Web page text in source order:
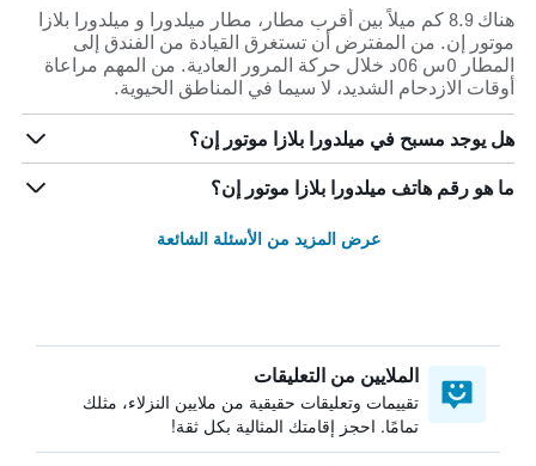
هناك 8.9 كم ميلاً بين أقرب مطار، مطار ميلدورا و ميلدورا بلازا
موتور إن. من المفترض أن تستغرق القيادة من الفندق إلى
المطار 0س 06د خلال حركة المرور العادية. من المهم مراعاة
أوقات الازدحام الشديد، لا سيما في المناطق الحيوية.
هل يوجد مسبح في ميلدورا بلازا موتور إن؟
ما هو رقم هاتف ميلدورا بلازا موتور إن؟
عرض المزيد من الأسئلة الشائعة
الملايين من التعليقات
تقييمات وتعليقات حقيقية من ملايين النزلاء، مثلك
تمامًا. احجز إقامتك المثالية بكل ثقة!